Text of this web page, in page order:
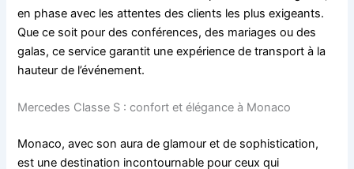
en phase avec les attentes des clients les plus exigeants.
Que ce soit pour des conférences, des mariages ou des
galas, ce service garantit une expérience de transport à la
hauteur de l’événement.
Mercedes Classe S : confort et élégance à Monaco
Monaco, avec son aura de glamour et de sophistication,
est une destination incontournable pour ceux qui